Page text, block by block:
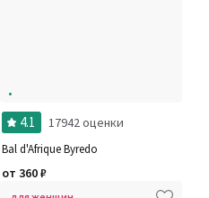
4.1 17942 оценки
Bal d'Afrique Byredo
от 360₽